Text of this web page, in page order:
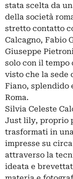
stata scelta da
della società
stretto contatto
Calcagno, Fabio
Giuseppe
solo con il tempo
visto che la sede
Fiano, splendido
Roma.
Silvia Celeste
Just lily, proprio
trasformati in
impresse su
attraverso la
ideata e